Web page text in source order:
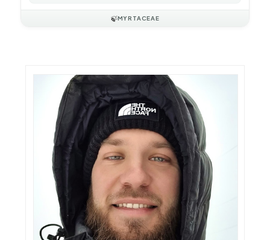
🍃MYRTACEAE